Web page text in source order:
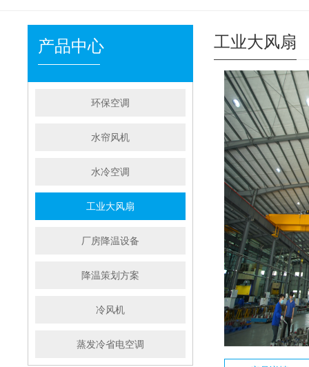
产品中心
环保空调
水帘风机
水冷空调
工业大风扇
厂房降温设备
降温策划方案
冷风机
蒸发冷省电空调
工业大风扇